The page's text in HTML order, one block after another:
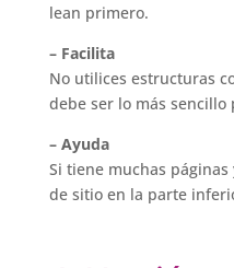
lean primero.
– Facilita
No utilices estructuras
debe ser lo más sencillo
– Ayuda
Si tiene muchas
de sitio en la parte